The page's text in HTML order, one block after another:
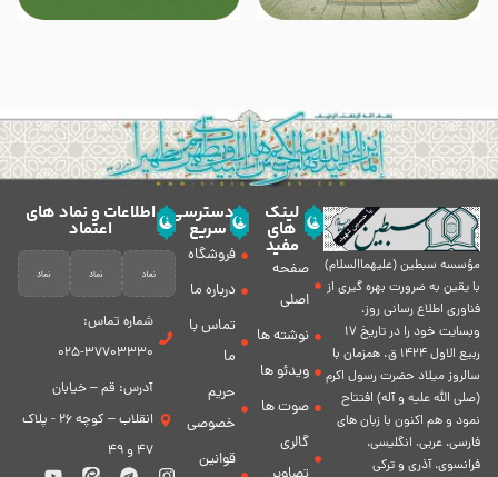
مؤسسه سبطين (عليهماالسلام)
با يقين به ضرورت بهره گیرى از
فناورى اطلاع رسانى روز،
وبسایت خود را در تاريخ 17
ربيع الاول 1424 ق. همزمان با
سالروز ميلاد حضرت رسول اكرم
(صلی الله علیه و آله) افتتاح
نمود و هم اكنون با زبان های
فارسی، عربى، انگلیسی،
فرانسوی، آذری و ترکی
لینک
های
مفید
صفحه
اصلی
نوشته ها
ویدئو ها
صوت ها
گالری
دسترسی
سریع
فروشگاه
درباره ما
تماس با
ما
حریم
خصوصی
قوانین
اطلاعات و نماد های
اعتماد
شماره تماس:
37703330-025
آدرس: قم – خیابان
انقلاب – کوچه 26 - پلاک
47 و 49